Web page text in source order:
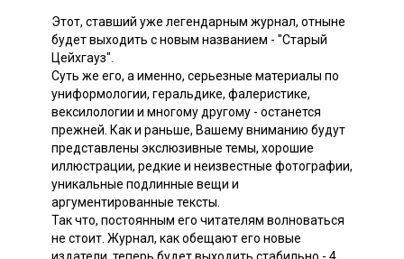
Этот, ставший уже легендарным журнал, отныне
будет выходить с новым названием - "Старый
Цейхгауз".
Суть же его, а именно, серьезные материалы по
униформологии, геральдике, фалеристике,
вексилологии и многому другому - останется
прежней. Как и раньше, Вашему вниманию будут
представлены экслюзивные темы, хорошие
иллюстрации, редкие и неизвестные фотографии,
уникальные подлинные вещи и
аргументированные тексты.
Так что, постоянным его читателям волноваться
не стоит. Журнал, как обещают его новые
издатели, теперь будет выходить стабильно - 4